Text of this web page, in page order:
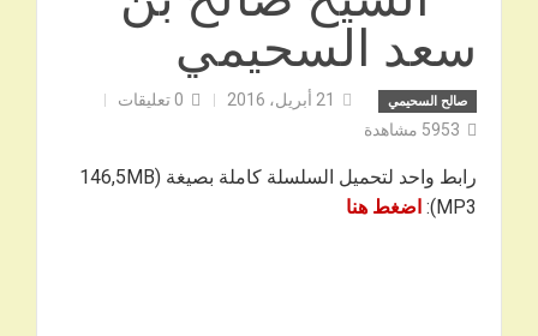
سعد السحيمي
صالح السحيمي 21 أبريل، 2016 0تعليقات
5953 مشاهدة
رابط واحد لتحميل السلسلة كاملة بصيغة 146,5MB)
MP3):
اضغط هنا